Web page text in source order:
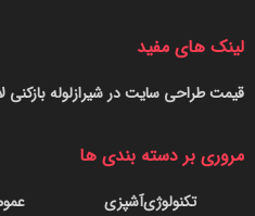
لینک های مفید
لوله بازکنیقیمت طراحی سایت در شیراز
مروری بر دسته بندی ها
آشپزیتکنولوژی